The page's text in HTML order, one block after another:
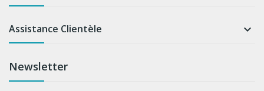
Assistance Clientèle 
Newsletter